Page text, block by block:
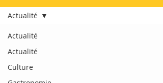
Actualité
Actualité
Culture
Actualité